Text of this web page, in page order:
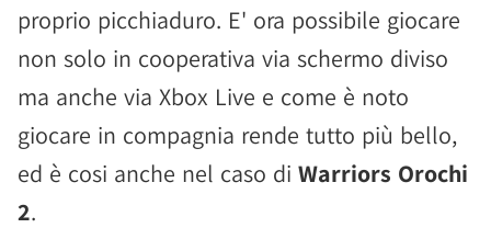
proprio picchiaduro. E' ora possibile giocare
non solo in cooperativa via schermo diviso
ma anche via Xbox Live e come è noto
giocare in compagnia rende tutto più bello,
ed è cosi anche nel caso di Warriors Orochi
2.